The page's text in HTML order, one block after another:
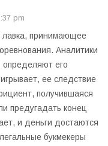
pm
лавка, принимающее
Аналитики
определяют его
ее следствие
получившаяся
предугадать конец
и деньги достаются
букмекеры